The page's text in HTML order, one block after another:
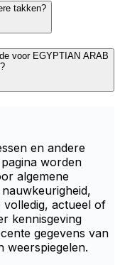
takken?
voor EGYPTIAN ARAB
en andere
worden
algemene
volledig, actueel of
kennisgeving
gegevens van
weerspiegelen.